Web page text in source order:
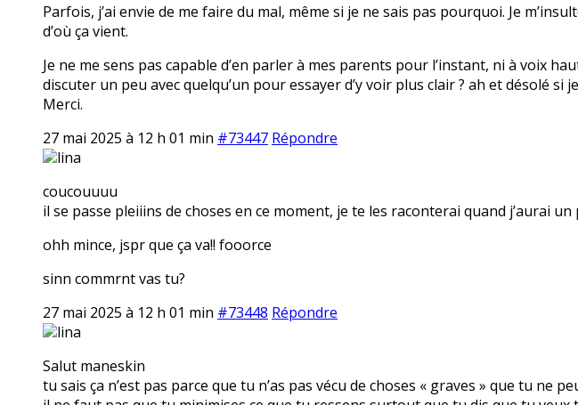
Parfois, j’ai envie de me faire du mal, même si je ne sais pas pourquoi. Je
d’où ça vient.
Je ne me sens pas capable d’en parler à mes parents pour l’instant, ni à voix
discuter un peu avec quelqu’un pour essayer d’y voir plus clair ? ah et désolé
Merci.
27 mai 2025 à 12 h 01 min #73447 Répondre
lina
coucouuuu
il se passe pleiiins de choses en ce moment, je te les raconterai quand j’aurai un
ohh mince, jspr que ça va!! fooorce
sinn commrnt vas tu?
27 mai 2025 à 12 h 01 min #73448 Répondre
lina
Salut maneskin
tu sais ça n’est pas parce que tu n’as pas vécu de choses « graves » que tu ne